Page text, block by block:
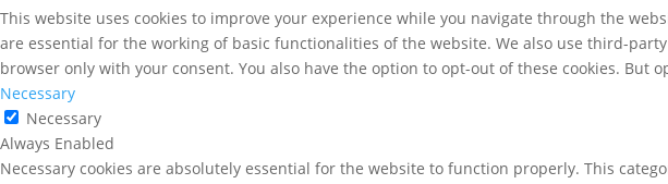
This website uses cookies to improve your experience while you navigate through the
are essential for the working of basic functionalities of the website. We also use third-
browser only with your consent. You also have the option to opt-out of these cookies. But
Necessary
Necessary
Always Enabled
Necessary cookies are absolutely essential for the website to function properly. This